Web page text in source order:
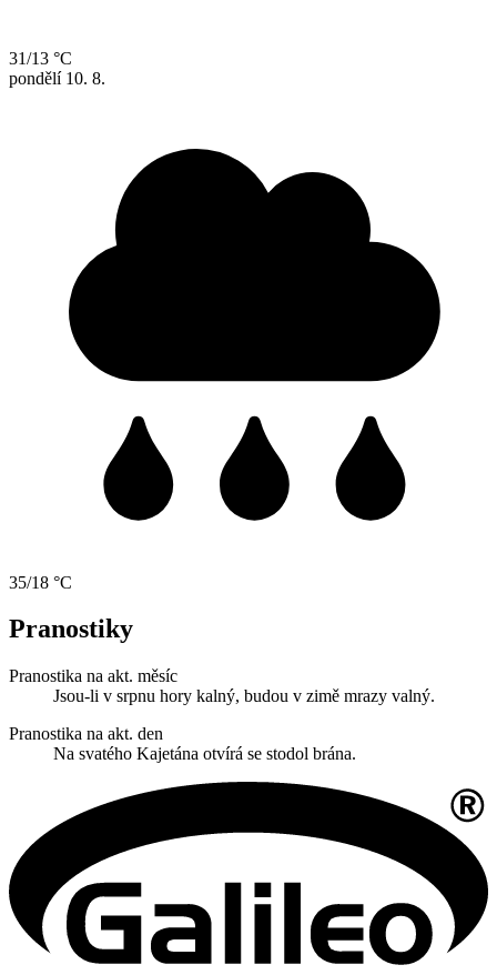
31/13 °C
pondělí 10. 8.
35/18 °C
Pranostiky
Pranostika na akt. měsíc
Jsou-li v srpnu hory kalný, budou v zimě mrazy valný.
Pranostika na akt. den
Na svatého Kajetána otvírá se stodol brána.